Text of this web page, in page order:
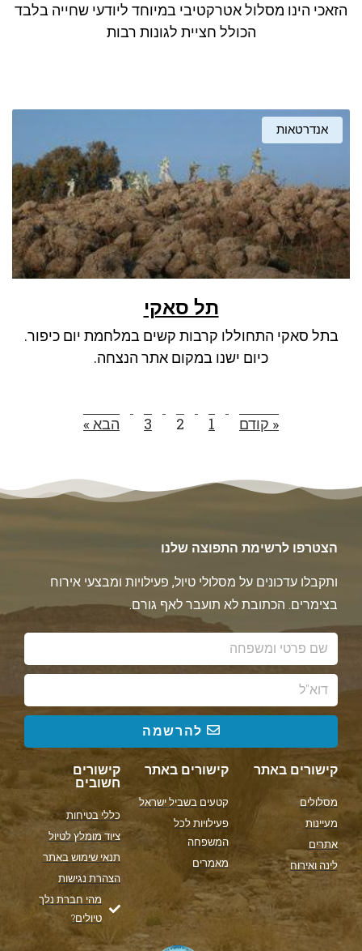
הזאכי הינו מסלול אטרקטיבי במיוחד ליודעי שחייה בלבד
הכולל חציית לגונות רבות
אנדרטאות
תל סאקי
בתל סאקי התחוללו קרבות קשים במלחמת יום כיפור.
כיום ישנו במקום אתר הנצחה.
« קודם 1
2
3 הבא »
הצטרפו לרשימת התפוצה שלנו
ותקבלו עדכונים על מסלולי טיול, פעילויות ומבצעי אירוח
בצימרים. הכתובת לא תועבר לאף גורם.
להרשמה
קישורים באתר
מסלולים
מעיינות
אתרים
לינה ואירוח
קישורים באתר
קטעים בשביל ישראל
פעילויות לכל
המשפחה
מאמרים
קישורים
חשובים
כללי בטיחות
ציוד מומלץ לטיול
תנאי שימוש באתר
הצהרת נגישות
מהי חברת נלך
טיולים?